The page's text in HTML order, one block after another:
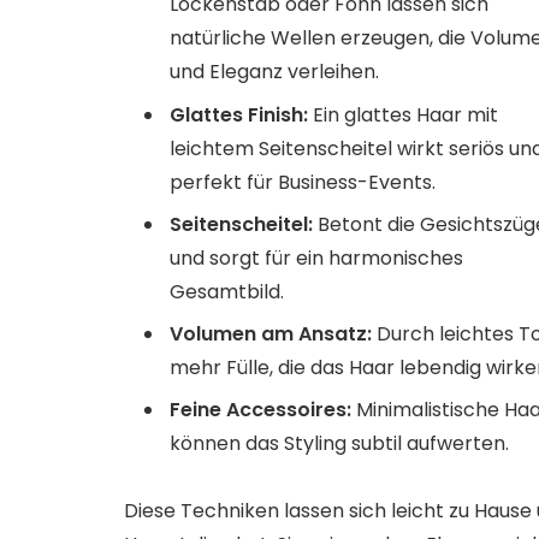
natürliche Wellen erzeugen, die
und Eleganz verleihen.
Glattes Finish: Ein glattes Haar mit
leichtem Seitenscheitel wirkt seriös
perfekt für Business-Events.
Seitenscheitel: Betont die
und sorgt für ein harmonisches
Gesamtbild.
Volumen am Ansatz: Durch leichtes
mehr Fülle, die das Haar lebendig
Feine Accessoires: Minimalistische
können das Styling subtil aufwerten.
Diese Techniken lassen sich leicht zu